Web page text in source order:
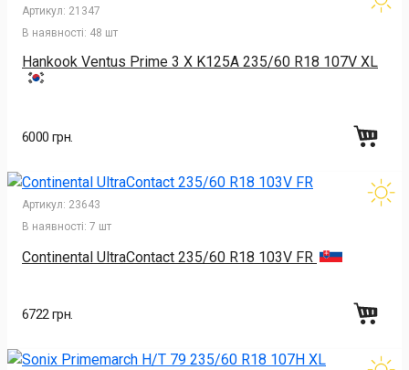
Артикул: 21347
В наявності: 48 шт
Hankook Ventus Prime 3 X K125A 235/60 R18 107V XL
6000 грн.
Артикул: 23643
В наявності: 7 шт
Continental UltraContact 235/60 R18 103V FR
6722 грн.